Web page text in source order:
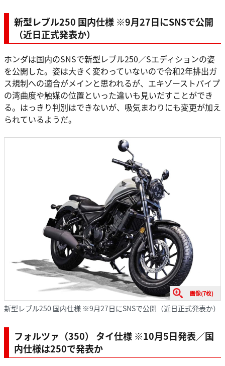
新型レブル250 国内仕様 ※9月27日にSNSで公開
（近日正式発表か）
ホンダは国内のSNSで新型レブル250／Sエディションの姿
を公開した。姿は大きく変わっていないので令和2年排出ガ
ス規制への適合がメインと思われるが、エキゾーストパイプ
の湾曲度や触媒の位置といった違いも見いだすことができ
る。はっきり判別はできないが、吸気まわりにも変更が加え
られているようだ。
画像(7枚)
新型レブル250 国内仕様 ※9月27日にSNSで公開（近日正式発表か）
フォルツァ（350） タイ仕様 ※10月5日発表／国
内仕様は250で発表か